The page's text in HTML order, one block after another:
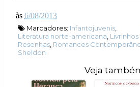
às 6/08/2013
Marcadores: Infantojuvenis,
Literatura norte-americana
Resenhas, Romances
Sheldon
Veja